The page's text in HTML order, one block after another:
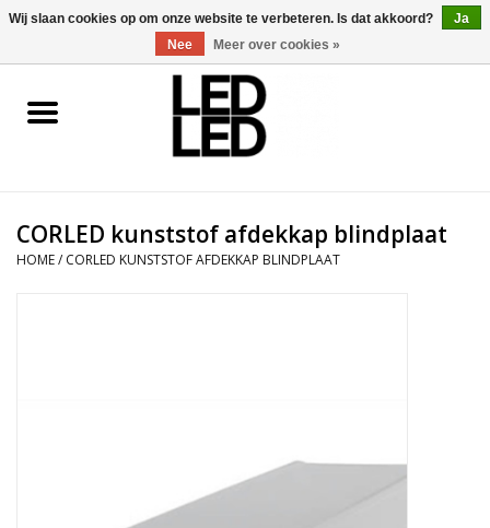
0 Artikelen - €0,00
Home
LED Accessoires
CORLED kunststof afdekkap blindplaat
HOME/ CORLED KUNSTSTOF AFDEKKAP BLINDPLAAT
Wij slaan cookies op om onze website te verbeteren. Is dat akkoord?
Ja
Nee
Meer over cookies »